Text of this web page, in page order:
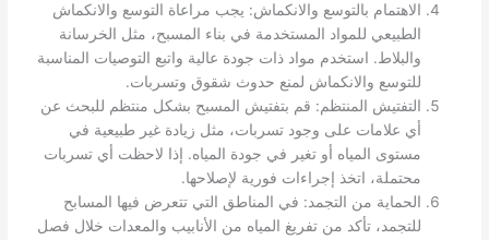
الاهتمام بالتوسع والانكماش: يجب مراعاة التوسع والانكماش
الطبيعي للمواد المستخدمة في بناء المسبح، مثل الخرسانة
والبلاط. استخدم مواد ذات جودة عالية واتبع التوصيات المناسبة
للتوسع والانكماش لمنع حدوث شقوق وتسربات.
التفتيش المنتظم: قم بتفتيش المسبح بشكل منتظم للبحث عن
أي علامات على وجود تسربات، مثل زيادة غير طبيعية في
مستوى المياه أو تغير في جودة المياه. إذا لاحظت أي تسربات
محتملة، اتخذ إجراءات فورية لإصلاحها.
الحماية من التجمد: في المناطق التي تتعرض فيها المسابح
للتجمد، تأكد من تفريغ المياه من الأنابيب والمعدات خلال فصل